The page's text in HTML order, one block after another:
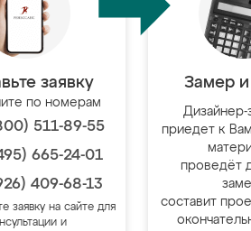
заявку
по номерам
511-89-55
665-24-01
409-68-13
заявку на сайте для
и
Замер и
приедет к
проведёт
составит